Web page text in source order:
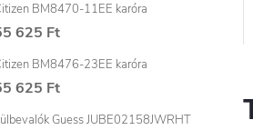
BM8470-11EE karóra
625 Ft
BM8476-23EE karóra
625 Ft
Guess JUBE02158JWRHT